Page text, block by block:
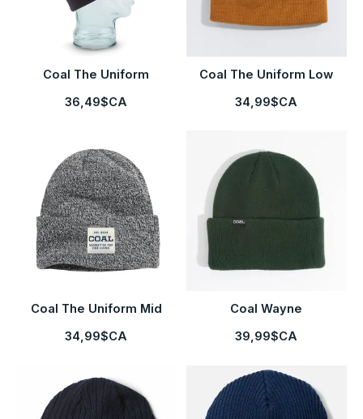
Coal The Uniform
36,49$CA
Coal The Uniform Low
34,99$CA
Coal The Uniform Mid
34,99$CA
Coal Wayne
39,99$CA